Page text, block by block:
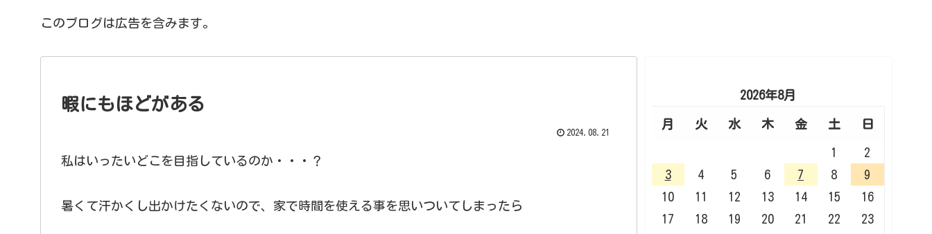
このブログは広告を含みます。
暇にもほどがある
2024.08.21
私はいったいどこを目指しているのか・・・？
暑くて汗かくし出かけたくないので、家で時間を使える事を思いついてしまったら
2026年8月
月 火 水 木 金 土 日
1
2
3
4 5 6 7 8
9
10
11 12 13 14 15
16
17
18 19 20 21 22
23